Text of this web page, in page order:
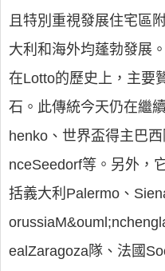
且特別重視發展住宅區
大利和海外均蓬勃發展。
在Lotto的歷史上，主要
石。此傳統今天仍在繼
henko、世界盃得主巴
nceSeedorf等。另外，
括義大利Palermo、
ealZaragoza隊、法國